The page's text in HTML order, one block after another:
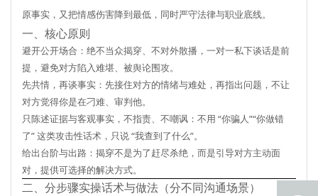
原事实，又把情感伤害降到最低，同时严守法律与职业底线。
一、核心原则
避开公开场合 ：绝不当众揭穿、不对外散播，一对一私下谈话是前
提，避免对方陷入难堪、被舆论围攻。
先共情，再谈事实 ：先接住对方的情绪与难处，再指出问题，不让
对方觉得你是在刁难、审判他。
只陈述证据与客观事实，不指责、不嘲讽 ：不用 “你骗人”“你做错
了” 这类攻击性话术，只说 “我查到了什么”。
给出台阶与出路 ：揭穿不是为了赶尽杀绝，而是引导对方主动面
对，提供可选择的解决方式。
二、分步骤实操话术与做法（分不同沟通场景）